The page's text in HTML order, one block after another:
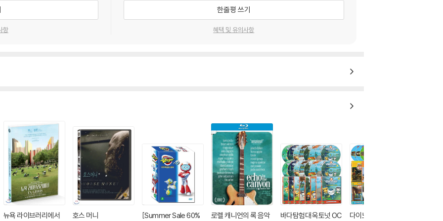
항
한줄평 쓰기
혜택 및 유의사항
뉴욕 라이브러리에서 호스 머니 [Summer Sale 60% 로렐 캐니언의 록 음악 바다탐험대 옥토넛 OC 다이노소어 트레인 Din